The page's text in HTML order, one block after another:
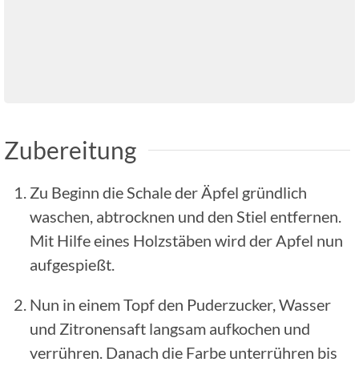
Zubereitung
Zu Beginn die Schale der Äpfel gründlich
waschen, abtrocknen und den Stiel entfernen.
Mit Hilfe eines Holzstäben wird der Apfel nun
aufgespießt.
Nun in einem Topf den Puderzucker, Wasser
und Zitronensaft langsam aufkochen und
verrühren. Danach die Farbe unterrühren bis